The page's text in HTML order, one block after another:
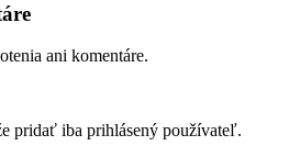
ani komentáre.
pridať iba prihlásený používateľ.